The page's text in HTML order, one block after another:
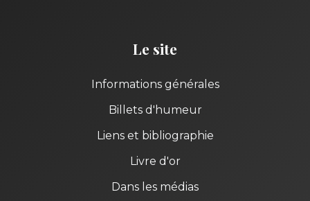
Le site
Informations générales
Billets d'humeur
Liens et bibliographie
Livre d'or
Dans les médias